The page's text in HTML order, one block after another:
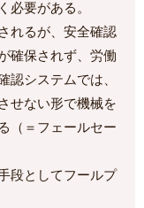
必要がある。
れるが、安全確認
確保されず、労働
認システムでは、
せない形で機械を
（＝フェールセー
段としてフールプ